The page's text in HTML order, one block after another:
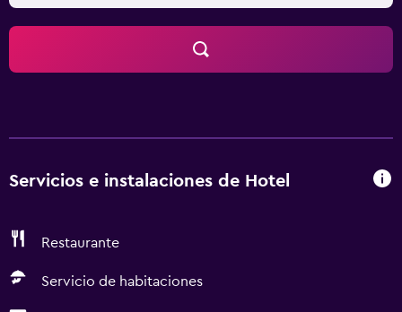
Servicios e instalaciones de Hotel
Restaurante
Servicio de habitaciones